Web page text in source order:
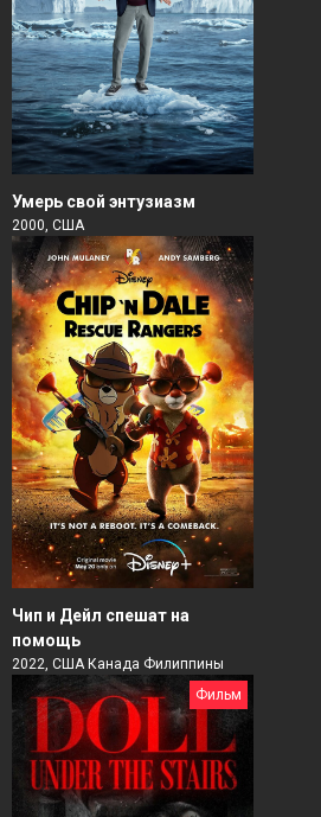
Умерь свой энтузиазм
2000, США
Чип и Дейл спешат на
помощь
2022, США Канада Филиппины
Фильм